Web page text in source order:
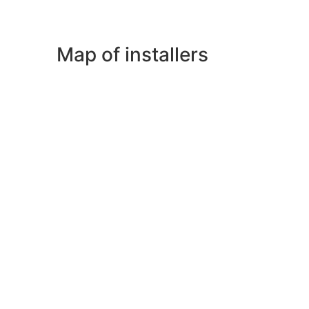
Map of installers